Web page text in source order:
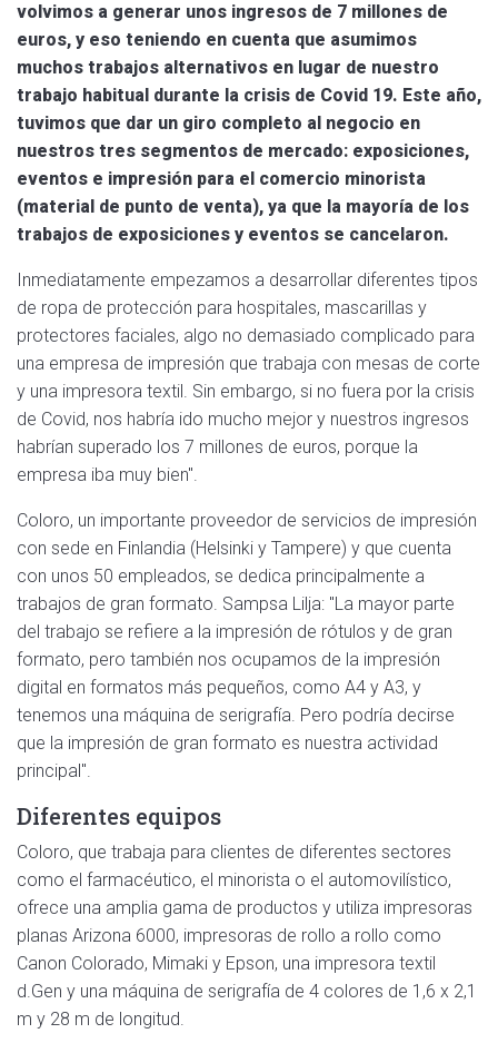
volvimos a generar unos ingresos de 7 millones de
euros, y eso teniendo en cuenta que asumimos
muchos trabajos alternativos en lugar de nuestro
trabajo habitual durante la crisis de Covid 19. Este año,
tuvimos que dar un giro completo al negocio en
nuestros tres segmentos de mercado: exposiciones,
eventos e impresión para el comercio minorista
(material de punto de venta), ya que la mayoría de los
trabajos de exposiciones y eventos se cancelaron.
Inmediatamente empezamos a desarrollar diferentes tipos
de ropa de protección para hospitales, mascarillas y
protectores faciales, algo no demasiado complicado para
una empresa de impresión que trabaja con mesas de corte
y una impresora textil. Sin embargo, si no fuera por la crisis
de Covid, nos habría ido mucho mejor y nuestros ingresos
habrían superado los 7 millones de euros, porque la
empresa iba muy bien".
Coloro, un importante proveedor de servicios de impresión
con sede en Finlandia (Helsinki y Tampere) y que cuenta
con unos 50 empleados, se dedica principalmente a
trabajos de gran formato. Sampsa Lilja: "La mayor parte
del trabajo se refiere a la impresión de rótulos y de gran
formato, pero también nos ocupamos de la impresión
digital en formatos más pequeños, como A4 y A3, y
tenemos una máquina de serigrafía. Pero podría decirse
que la impresión de gran formato es nuestra actividad
principal".
Diferentes equipos
Coloro, que trabaja para clientes de diferentes sectores
como el farmacéutico, el minorista o el automovilístico,
ofrece una amplia gama de productos y utiliza impresoras
planas Arizona 6000, impresoras de rollo a rollo como
Canon Colorado, Mimaki y Epson, una impresora textil
d.Gen y una máquina de serigrafía de 4 colores de 1,6 x 2,1
m y 28 m de longitud.